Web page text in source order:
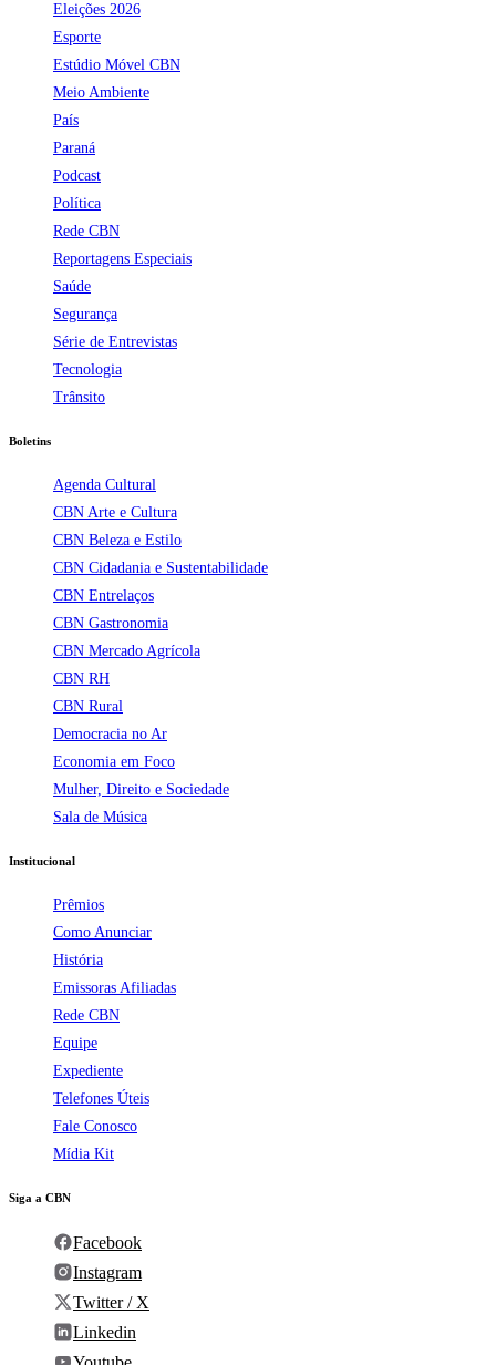
Eleições 2026
Esporte
Estúdio Móvel CBN
Meio Ambiente
País
Paraná
Podcast
Política
Rede CBN
Reportagens Especiais
Saúde
Segurança
Série de Entrevistas
Tecnologia
Trânsito
Boletins
Agenda Cultural
CBN Arte e Cultura
CBN Beleza e Estilo
CBN Cidadania e Sustentabilidade
CBN Entrelaços
CBN Gastronomia
CBN Mercado Agrícola
CBN RH
CBN Rural
Democracia no Ar
Economia em Foco
Mulher, Direito e Sociedade
Sala de Música
Institucional
Prêmios
Como Anunciar
História
Emissoras Afiliadas
Rede CBN
Equipe
Expediente
Telefones Úteis
Fale Conosco
Mídia Kit
Siga a CBN
Facebook
Instagram
Twitter / X
Linkedin